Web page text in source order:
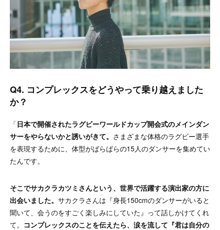
Q4. コンプレックスをどうやって乗り越えました
か？
「日本で開催されたラグビーワールドカップ開会式のメインダン
サーをやらないかと誘いがきて。 さまざまな体格のラグビー選手
を表現するために、体型がばらばらの15人のダンサーを集めてい
たんです。
そこでサカクラカツミさんという、世界で活躍する演出家の方に
出会いました。 サカクラさんは『身長150cmのダンサーがいると
聞いて、会うのをすごく楽しみにしていた』って話しかけてくれ
て。 コンプレックスのことを伝えたら、涙を流して『君は自分の